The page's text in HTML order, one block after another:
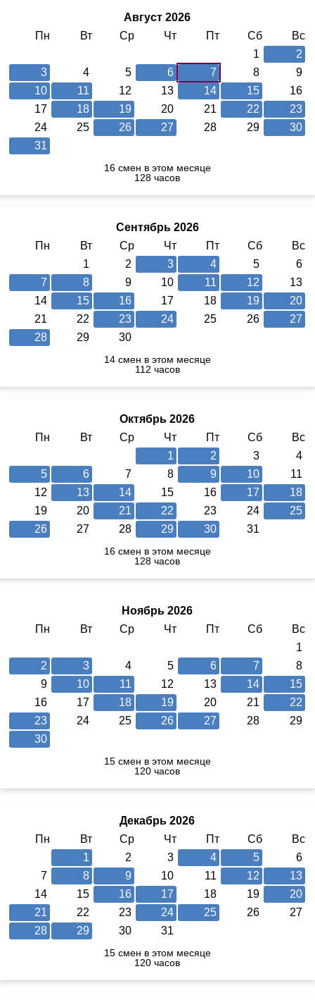
Август 2026
Пн
Вт Ср Чт Пт Сб
Вс
1
2
3
4 5 6 7 8
9
10
11 12 13 14 15
16
17
18 19 20 21 22
23
24
25 26 27 28 29
30
31
16 смен в этом месяце
128 часов
Сентябрь 2026
Пн
Вт Ср Чт Пт Сб
Вс
1
2 3 4 5
6
7
8 9 10 11 12
13
14
15 16 17 18 19
20
21
22 23 24 25 26
27
28
29 30
14 смен в этом месяце
112 часов
Октябрь 2026
Пн
Вт Ср Чт Пт Сб
Вс
1
2 3
4
5
6 7 8 9 10
11
12
13 14 15 16 17
18
19
20 21 22 23 24
25
26
27 28 29 30 31
16 смен в этом месяце
128 часов
Ноябрь 2026
Пн
Вт Ср Чт Пт Сб
Вс
1
2
3 4 5 6 7
8
9
10 11 12 13 14
15
16
17 18 19 20 21
22
23
24 25 26 27 28
29
30
15 смен в этом месяце
120 часов
Декабрь 2026
Пн
Вт Ср Чт Пт Сб
Вс
1
2 3 4 5
6
7
8 9 10 11 12
13
14
15 16 17 18 19
20
21
22 23 24 25 26
27
28
29 30 31
15 смен в этом месяце
120 часов